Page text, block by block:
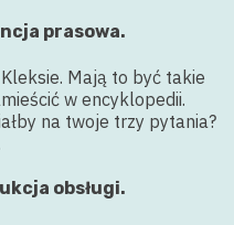
prasowa.
Mają to być takie
w encyklopedii.
na twoje trzy pytania?
obsługi.